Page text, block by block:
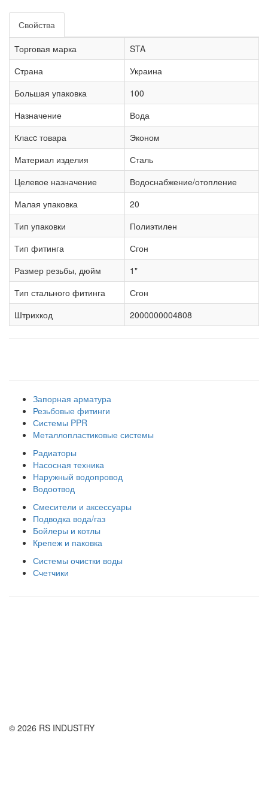
Свойства
Торговая марка
STA
Страна
Украина
Большая упаковка
100
Назначение
Вода
Класc товара
Эконом
Материал изделия
Сталь
Целевое назначение
Водоснабжение/отопление
Малая упаковка
20
Тип упаковки
Полиэтилен
Тип фитинга
Сгон
Размер резьбы, дюйм
1"
Тип стального фитинга
Сгон
Штрихкод
2000000004808
Запорная арматура
Резьбовые фитинги
Системы PPR
Металлопластиковые системы
Радиаторы
Насосная техника
Наружный водопровод
Водоотвод
Смесители и аксессуары
Подводка вода/газ
Бойлеры и котлы
Крепеж и паковка
Системы очистки воды
Счетчики
© 2026 RS INDUSTRY